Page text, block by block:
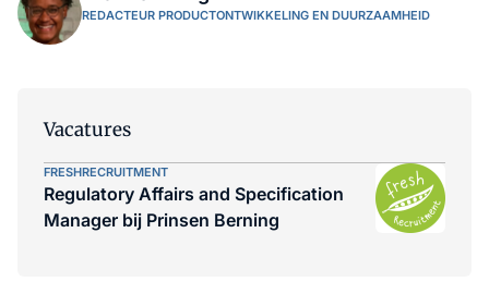
REDACTEUR PRODUCTONTWIKKELING EN DUURZAAMHEID
Vacatures
FRESHRECRUITMENT
Regulatory Affairs and Specification
Manager bij Prinsen Berning